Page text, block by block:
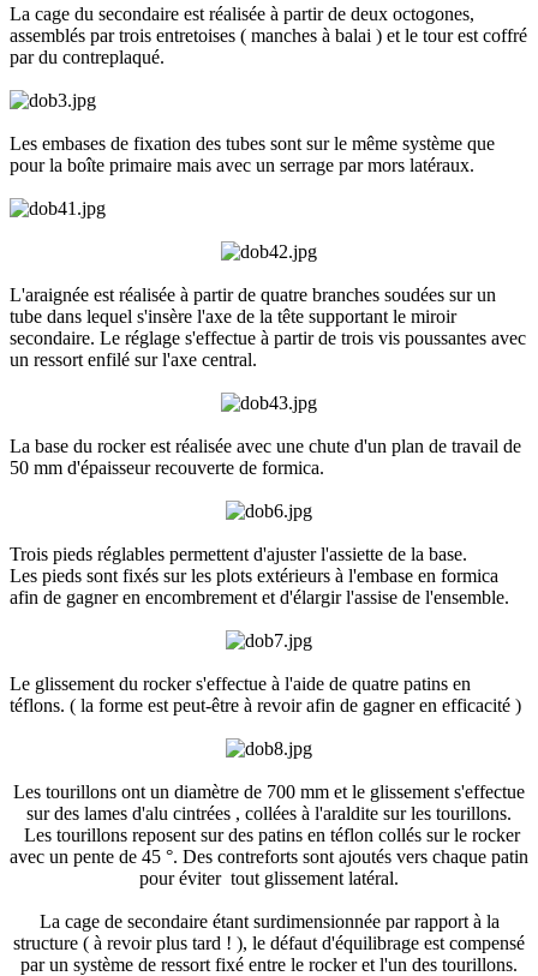
La cage du secondaire est réalisée à partir de deux octogones,
assemblés par trois entretoises ( manches à balai ) et le tour est coffré
par du contreplaqué.
Les embases de fixation des tubes sont sur le même système que
pour la boîte primaire mais avec un serrage par mors latéraux.
L'araignée est réalisée à partir de quatre branches soudées sur un
tube dans lequel s'insère l'axe de la tête supportant le miroir
secondaire. Le réglage s'effectue à partir de trois vis poussantes avec
un ressort enfilé sur l'axe central.
La base du rocker est réalisée avec une chute d'un plan de travail de
50 mm d'épaisseur recouverte de formica.
Trois pieds réglables permettent d'ajuster l'assiette de la base.
Les pieds sont fixés sur les plots extérieurs à l'embase en formica
afin de gagner en encombrement et d'élargir l'assise de l'ensemble.
Le glissement du rocker s'effectue à l'aide de quatre patins en
téflons. ( la forme est peut-être à revoir afin de gagner en efficacité )
Les tourillons ont un diamètre de 700 mm et le glissement s'effectue
sur des lames d'alu cintrées , collées à l'araldite sur les tourillons.
Les tourillons reposent sur des patins en téflon collés sur le rocker
avec un pente de 45 °. Des contreforts sont ajoutés vers chaque patin
pour éviter tout glissement latéral.
La cage de secondaire étant surdimensionnée par rapport à la
structure ( à revoir plus tard ! ), le défaut d'équilibrage est compensé
par un système de ressort fixé entre le rocker et l'un des tourillons.